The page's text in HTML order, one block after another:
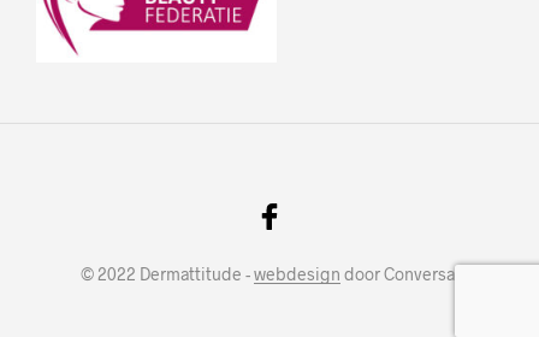
© 2022 Dermattitude -webdesign door Conversal